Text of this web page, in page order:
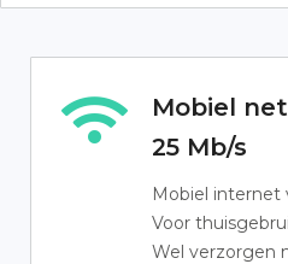
Mobiel
25 Mb/s
Mobiel internet
Voor
Wel verzorgen